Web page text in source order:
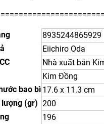
8935244865929
Eiichiro Oda
Nhà xuất bản
Kim Đồng
bao bì 17.6 x 11.3 cm
lượng (gr) 200
196